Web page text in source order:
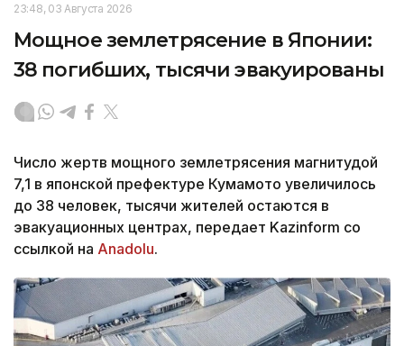
23:48, 03 Августа 2026
Мощное землетрясение в Японии:
38 погибших, тысячи эвакуированы
Число жертв мощного землетрясения магнитудой
7,1 в японской префектуре Кумамото увеличилось
до 38 человек, тысячи жителей остаются в
эвакуационных центрах, передает Kazinform со
ссылкой на Anadolu.